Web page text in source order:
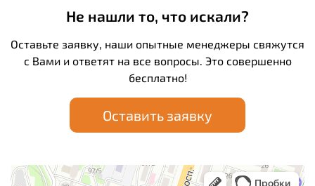
Не нашли то, что искали?
Оставьте заявку, наши опытные менеджеры свяжутся
с Вами и ответят на все вопросы. Это совершенно
бесплатно!
Оставить заявку